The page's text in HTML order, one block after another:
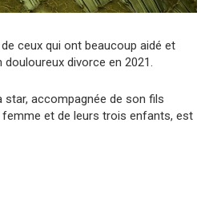
ceux qui ont beaucoup aidé et
divorce en 2021.
star, accompagnée de son fils
femme et de leurs trois enfants, est